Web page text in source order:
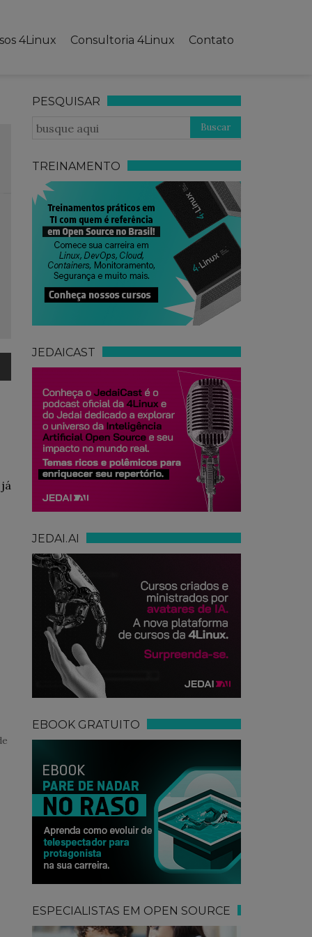
4Linux Consultoria 4Linux Contato
PESQUISAR
TREINAMENTO
JEDAICAST
JEDAI.AI
EBOOK GRATUITO
ESPECIALISTAS EM OPEN SOURCE